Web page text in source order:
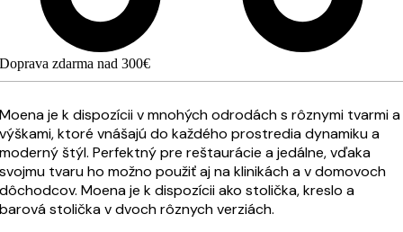
Doprava zdarma nad 300€
Moena je k dispozícii v mnohých odrodách s rôznymi tvarmi a
výškami, ktoré vnášajú do každého prostredia dynamiku a
moderný štýl. Perfektný pre reštaurácie a jedálne, vďaka
svojmu tvaru ho možno použiť aj na klinikách a v domovoch
dôchodcov. Moena je k dispozícii ako stolička, kreslo a
barová stolička v dvoch rôznych verziách.